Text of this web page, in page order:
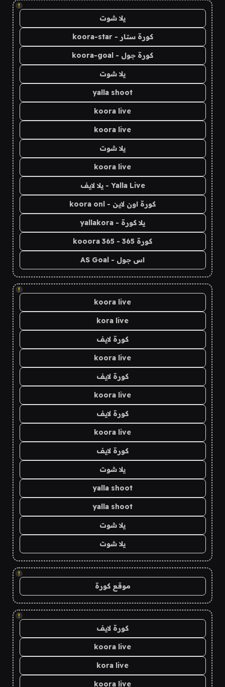
!
يلا شوت
كورة ستار - koora-star
كورة جول - koora-goal
يلا شوت
yalla shoot
koora live
koora live
يلا شوت
koora live
Yalla Live - يلا لايف
كورة اون لاين - koora onl
يلا كورة - yallakora
كورة 365 - kooora 365
اس جول - AS Goal
!
koora live
kora live
كورة لايف
koora live
كورة لايف
koora live
كورة لايف
koora live
كورة لايف
يلا شوت
yalla shoot
yalla shoot
يلا شوت
يلا شوت
!
موقع كورة
!
كورة لايف
koora live
kora live
koora live